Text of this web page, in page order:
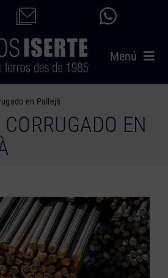
Menú
en Pallejà
EN